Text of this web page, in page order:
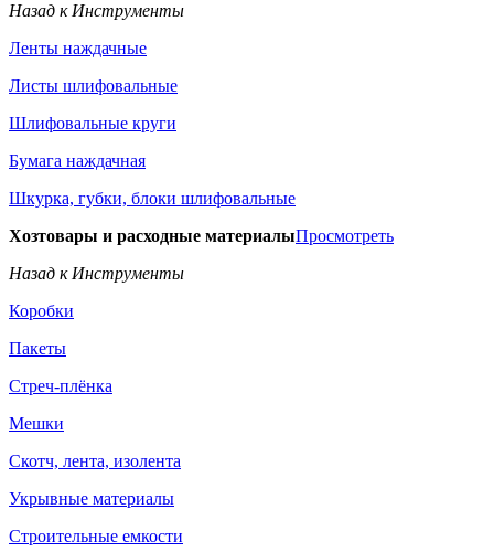
Назад к Инструменты
Ленты наждачные
Листы шлифовальные
Шлифовальные круги
Бумага наждачная
Шкурка, губки, блоки шлифовальные
Хозтовары и расходные материалыПросмотреть
Назад к Инструменты
Коробки
Пакеты
Стреч-плёнка
Мешки
Скотч, лента, изолента
Укрывные материалы
Строительные емкости